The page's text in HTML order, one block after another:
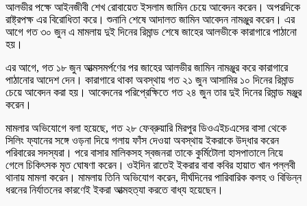
আলভীর পক্ষে আইনজীবী শেখ রোবায়েত ইসলাম জামিন চেয়ে আবেদন করেন। অপরদিকে
রাষ্ট্রপক্ষ এর বিরোধিতা করে। শুনানি শেষে আদালত জামিন আবেদন নামঞ্জুর করেন। এর
আগে গত ৩০ জুন এ মামলায় দুই দিনের রিমান্ড শেষে জাহের আলভীকে কারাগারে পাঠানো
হয়।
এর আগে, গত ১৮ জুন আত্মসমর্পণের পর জাহের আলভীর জামিন নামঞ্জুর করে কারাগারে
পাঠানোর আদেশ দেন। কারাগারে থাকা অবস্থায় গত ২১ জুন আসামির ১০ দিনের রিমান্ড
চেয়ে আবেদন করা হয়। আবেদনের পরিপ্রেক্ষিতে গত ২৪ জুন তার দুই দিনের রিমান্ড মঞ্জুর
করেন।
মামলার অভিযোগে বলা হয়েছে, গত ২৮ ফেব্রুয়ারি মিরপুর ডিওএইচএসের বাসা থেকে
সিলিং ফ্যানের সঙ্গে ওড়না দিয়ে গলায় ফাঁস দেওয়া অবস্থায় ইকরাকে উদ্ধার করেন
পরিবারের সদস্যরা। পরে বাসার মালিকসহ স্বজনরা তাকে কুর্মিটোলা হাসপাতালে নিয়ে
গেলে চিকিৎসক মৃত ঘোষণা করেন। ওইদিন রাতেই ইকরার বাবা কবির হায়াত খান পল্লবী
থানায় মামলা করেন। মামলায় তিনি অভিযোগ করেন, দীর্ঘদিনের পারিবারিক কলহ ও বিভিন্ন
ধরনের নির্যাতনের কারণেই ইকরা আত্মহত্যা করতে বাধ্য হয়েছেন।